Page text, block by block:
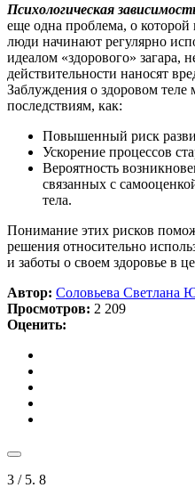
Психологическая
еще одна проблема, о которой
люди начинают регулярно
идеалом «здорового» загара,
действительности наносят
Заблуждения о здоровом теле
последствиям, как:
Повышенный риск
Ускорение процессов
Вероятность
связанных с
тела.
Понимание этих рисков
решения относительно
и заботы о своем здоровье в
Автор: Cоловьева Cветлана
Просмотров: 2 209
Оценить:
3 / 5. 8